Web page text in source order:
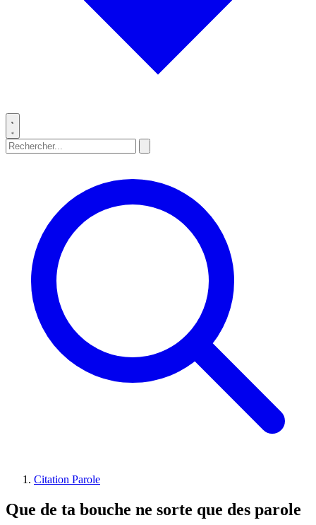
Citation Parole
Que de ta bouche ne sorte que des parole